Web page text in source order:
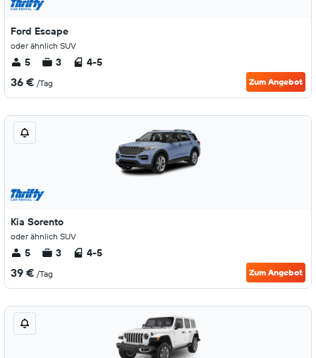
Ford Escape
oder ähnlich SUV
5 3 4-5
36 € /Tag Zum Angebot
Kia Sorento
oder ähnlich SUV
5 3 4-5
39 € /Tag Zum Angebot